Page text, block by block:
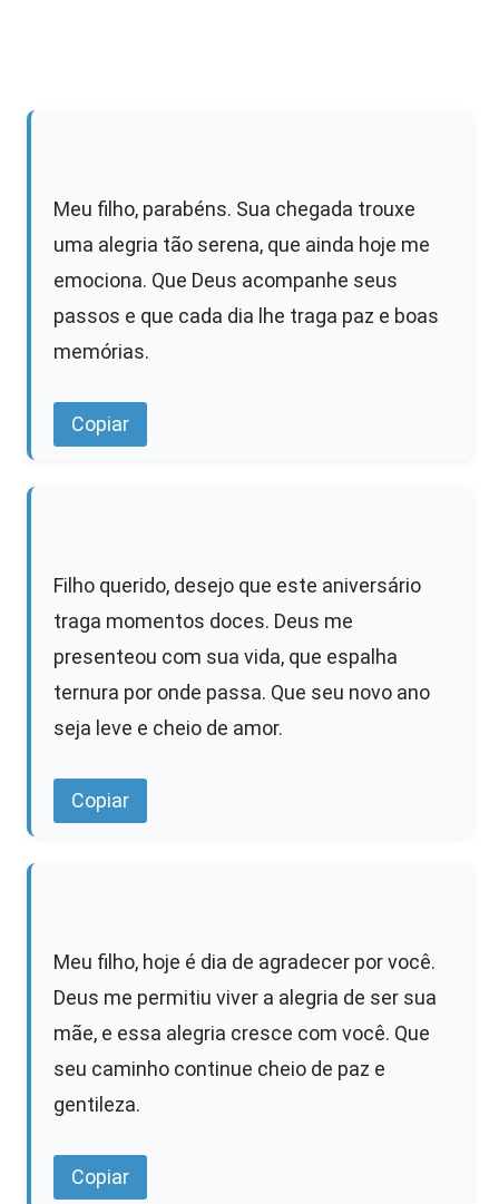
Meu filho, parabéns. Sua chegada trouxe
uma alegria tão serena, que ainda hoje me
emociona. Que Deus acompanhe seus
passos e que cada dia lhe traga paz e boas
memórias.
Copiar
Filho querido, desejo que este aniversário
traga momentos doces. Deus me
presenteou com sua vida, que espalha
ternura por onde passa. Que seu novo ano
seja leve e cheio de amor.
Copiar
Meu filho, hoje é dia de agradecer por você.
Deus me permitiu viver a alegria de ser sua
mãe, e essa alegria cresce com você. Que
seu caminho continue cheio de paz e
gentileza.
Copiar